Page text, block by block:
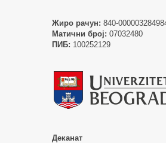
Жиро рачун: 840-
Матични број: 07032480
ПИБ: 100252129
Деканат